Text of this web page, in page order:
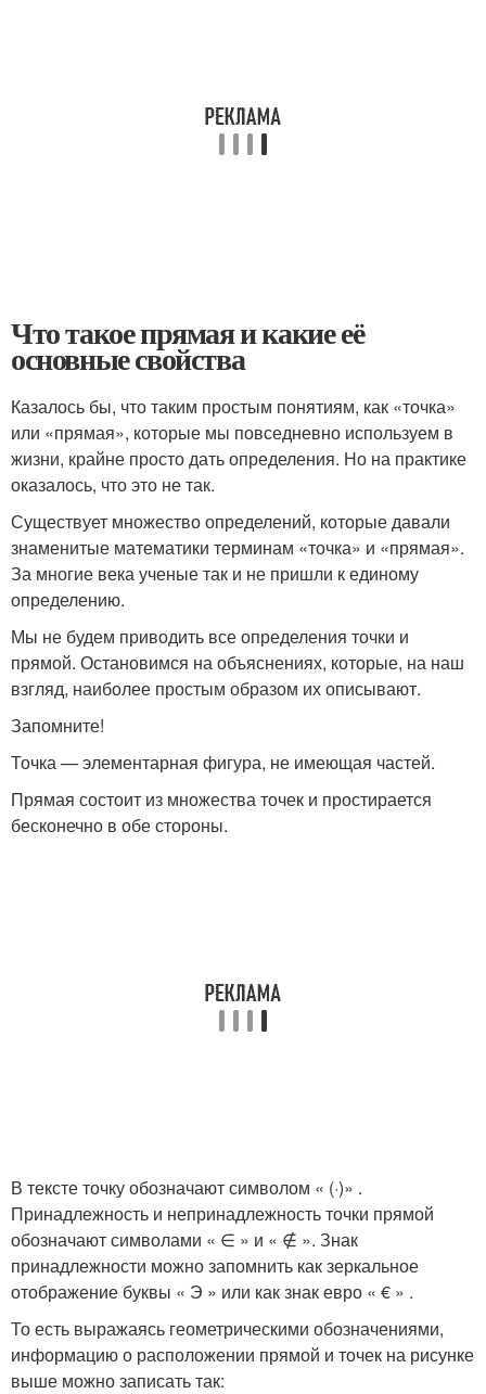
Что такое прямая и какие её
основные свойства
Казалось бы, что таким простым понятиям, как «точка»
или «прямая», которые мы повседневно используем в
жизни, крайне просто дать определения. Но на практике
оказалось, что это не так.
Существует множество определений, которые давали
знаменитые математики терминам «точка» и «прямая».
За многие века ученые так и не пришли к единому
определению.
Мы не будем приводить все определения точки и
прямой. Остановимся на объяснениях, которые, на наш
взгляд, наиболее простым образом их описывают.
Запомните!
Точка — элементарная фигура, не имеющая частей.
Прямая состоит из множества точек и простирается
бесконечно в обе стороны.
В тексте точку обозначают символом « (·)» .
Принадлежность и непринадлежность точки прямой
обозначают символами « ∈ » и « ∉ ». Знак
принадлежности можно запомнить как зеркальное
отображение буквы « Э » или как знак евро « € » .
То есть выражаясь геометрическими обозначениями,
информацию о расположении прямой и точек на рисунке
выше можно записать так: